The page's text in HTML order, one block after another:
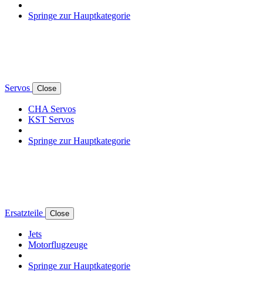
Springe zur Hauptkategorie
Servos Close
CHA Servos
KST Servos
Springe zur Hauptkategorie
Ersatzteile Close
Jets
Motorflugzeuge
Springe zur Hauptkategorie